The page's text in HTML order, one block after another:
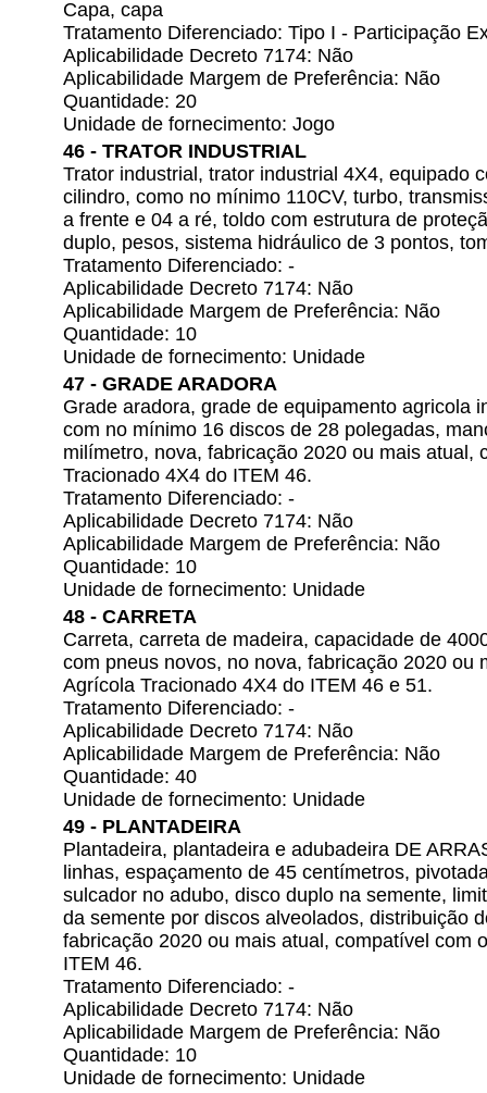
Capa, capa
Tratamento Diferenciado: Tipo I - Participação
Aplicabilidade Decreto 7174: Não
Aplicabilidade Margem de Preferência: Não
Quantidade: 20
Unidade de fornecimento: Jogo
46 - TRATOR INDUSTRIAL
Trator industrial, trator industrial 4X4, equipado
cilindro, como no mínimo 110CV, turbo,
a frente e 04 a ré, toldo com estrutura de
duplo, pesos, sistema hidráulico de 3 pontos,
Tratamento Diferenciado: -
Aplicabilidade Decreto 7174: Não
Aplicabilidade Margem de Preferência: Não
Quantidade: 10
Unidade de fornecimento: Unidade
47 - GRADE ARADORA
Grade aradora, grade de equipamento agricola
com no mínimo 16 discos de 28 polegadas,
milímetro, nova, fabricação 2020 ou mais atual,
Tracionado 4X4 do ITEM 46.
Tratamento Diferenciado: -
Aplicabilidade Decreto 7174: Não
Aplicabilidade Margem de Preferência: Não
Quantidade: 10
Unidade de fornecimento: Unidade
48 - CARRETA
Carreta, carreta de madeira, capacidade de
com pneus novos, no nova, fabricação 2020 ou
Agrícola Tracionado 4X4 do ITEM 46 e 51.
Tratamento Diferenciado: -
Aplicabilidade Decreto 7174: Não
Aplicabilidade Margem de Preferência: Não
Quantidade: 40
Unidade de fornecimento: Unidade
49 - PLANTADEIRA
Plantadeira, plantadeira e adubadeira DE
linhas, espaçamento de 45 centímetros,
sulcador no adubo, disco duplo na semente,
da semente por discos alveolados, distribuição
fabricação 2020 ou mais atual, compatível com
ITEM 46.
Tratamento Diferenciado: -
Aplicabilidade Decreto 7174: Não
Aplicabilidade Margem de Preferência: Não
Quantidade: 10
Unidade de fornecimento: Unidade